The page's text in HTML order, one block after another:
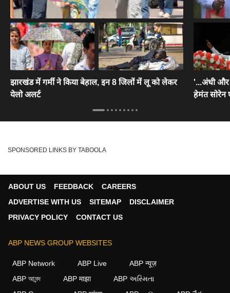
झारखंड में गर्मी ने किया बेहाल, इन 8 जिलों में लू को लेकर
येलो अलर्ट
'...अंधी और
हेमंत सोरेन
SPONSORED LINKS BY TABOOLA
ABOUT US FEEDBACK
CAREERS
ADVERTISE WITH US
SITEMAP
DISCLAIMER
PRIVACY POLICY
CONTACT US
ABP NEWS GROUP WEBSITES
ABP Network ABP Live
ABP न्यूज़
ABP আনন্দ
ABP माझा
ABP અસ્મિતા